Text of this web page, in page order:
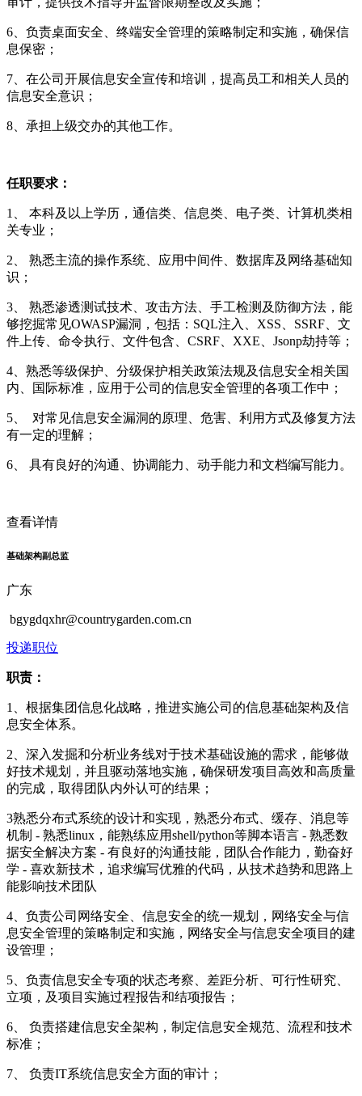
6、负责桌面安全、终端安全管理的策略制定和实施，确保信
息保密；
7、在公司开展信息安全宣传和培训，提高员工和相关人员的
信息安全意识；
8、承担上级交办的其他工作。
任职要求：
1、 本科及以上学历，通信类、信息类、电子类、计算机类相
关专业；
2、 熟悉主流的操作系统、应用中间件、数据库及网络基础知
识；
3、 熟悉渗透测试技术、攻击方法、手工检测及防御方法，能
够挖掘常见OWASP漏洞，包括：SQL注入、XSS、SSRF、文
件上传、命令执行、文件包含、CSRF、XXE、Jsonp劫持等；
4、熟悉等级保护、分级保护相关政策法规及信息安全相关国
内、国际标准，应用于公司的信息安全管理的各项工作中；
5、 对常见信息安全漏洞的原理、危害、利用方式及修复方法
有一定的理解；
6、 具有良好的沟通、协调能力、动手能力和文档编写能力。
查看详情
基础架构副总监
广东
bgygdqxhr@countrygarden.com.cn
投递职位
职责：
1、根据集团信息化战略，推进实施公司的信息基础架构及信
息安全体系。
2、深入发掘和分析业务线对于技术基础设施的需求，能够做
好技术规划，并且驱动落地实施，确保研发项目高效和高质量
的完成，取得团队内外认可的结果；
3熟悉分布式系统的设计和实现，熟悉分布式、缓存、消息等
机制 - 熟悉linux，能熟练应用shell/python等脚本语言 - 熟悉数
据安全解决方案 - 有良好的沟通技能，团队合作能力，勤奋好
学 - 喜欢新技术，追求编写优雅的代码，从技术趋势和思路上
能影响技术团队
4、负责公司网络安全、信息安全的统一规划，网络安全与信
息安全管理的策略制定和实施，网络安全与信息安全项目的建
设管理；
5、负责信息安全专项的状态考察、差距分析、可行性研究、
立项，及项目实施过程报告和结项报告；
6、 负责搭建信息安全架构，制定信息安全规范、流程和技术
标准；
7、 负责IT系统信息安全方面的审计；